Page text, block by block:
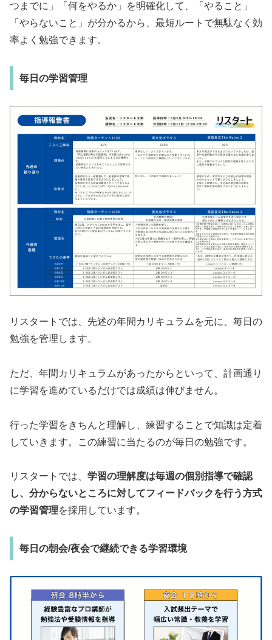
つまでに」「何をやるか」を明確化して、「やること」
「やらないこと」が分かるから、最短ルートで無駄なく効
率よく勉強できます。
毎日の学習管理
リスタートでは、先述の年間カリキュラムを元に、毎日の
勉強を管理します。
ただ、年間カリキュラムがあったからといって、計画通り
に学習を進めているだけでは成績は伸びません。
行った学習をきちんと理解し、練習することで知識は定着
していきます。この練習に当たるのが毎日の勉強です。
リスタートでは、 学習の理解度は毎週の個別指導で確認
し、分からないところに対してフィードバックを行う方式
の学習管理を採用しています。
毎日の朝会/夜会で継続できる学習環境